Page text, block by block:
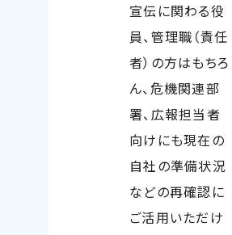
宣伝に関わる役
員、管理職（責任
者）の方はもちろ
ん、危機関連部
署、広報担当者
向けにも現在の
自社の準備状況
などの再確認に
ご活用いただけ